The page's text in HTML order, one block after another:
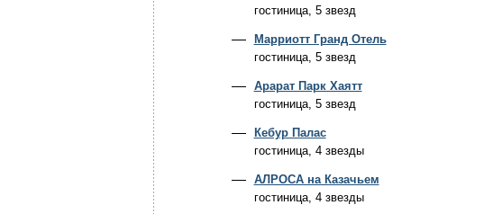
гостиница, 5 звезд
Марриотт Гранд Отель
гостиница, 5 звезд
Арарат Парк Хаятт
гостиница, 5 звезд
Кебур Палас
гостиница, 4 звезды
АЛРОСА на Казачьем
гостиница, 4 звезды